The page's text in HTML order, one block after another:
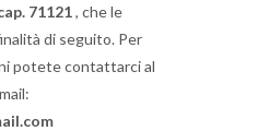
71121, che le
di seguito. Per
potete contattarci al